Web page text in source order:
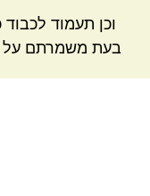
וכן תעמוד
בעת משמרתם על